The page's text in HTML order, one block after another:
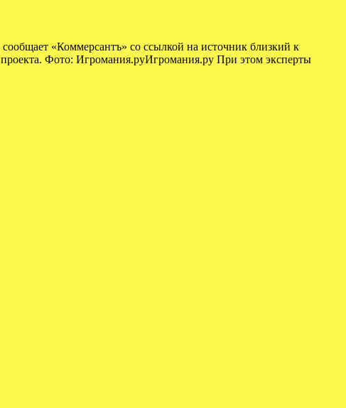
«Коммерсантъ» со ссылкой на источник близкий к
проекта. Фото: Игромания.руИгромания.ру При этом эксперты